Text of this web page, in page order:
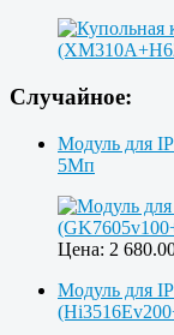
Случайное:
Модуль для
5Мп
Цена: 2
Модуль для